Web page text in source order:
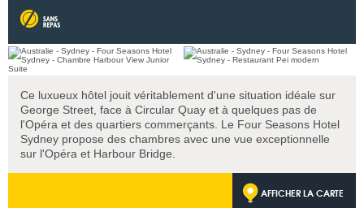
Ce luxueux hôtel jouit véritablement d'une situation idéale sur
George Street, face à Circular Quay et à quelques pas de
l'Opéra et des quartiers commerçants. Le Four Seasons Hotel
Sydney propose des chambres avec une vue exceptionnelle
sur l'Opéra et Harbour Bridge.
AFFICHER LA CARTE